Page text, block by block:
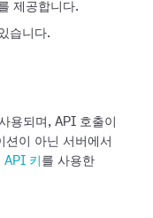
제공합니다.
습니다.
용되며, API 호출이
션이 아닌 서버에서
API 키 를 사용한